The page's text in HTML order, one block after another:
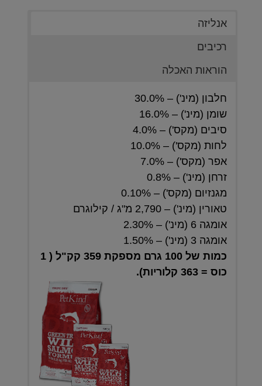
אנליזה
רכיבים
הוראות האכלה
חלבון (מינ') – 30.0%
שומן (מינ') – 16.0%
סיבים (מקס') – 4.0%
לחות (מקס') – 10.0%
אפר (מקס') – 7.0%
זרחן (מינ') – 0.8%
מגנזיום (מקס') – 0.10%
טאורין (מינ') – 2,790 מ"ג / קילוגרם
אומגה 6 (מינ') – 2.30%
אומגה 3 (מינ') – 1.50%
כמות של 100 גרם מספקת 359 קק"ל ( 1
כוס = 363 קלוריות).